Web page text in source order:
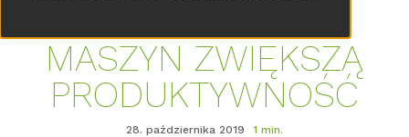
MASZYN ZWIĘKSZĄ
PRODUKTYWNOŚĆ
28. października 2019 1 min.